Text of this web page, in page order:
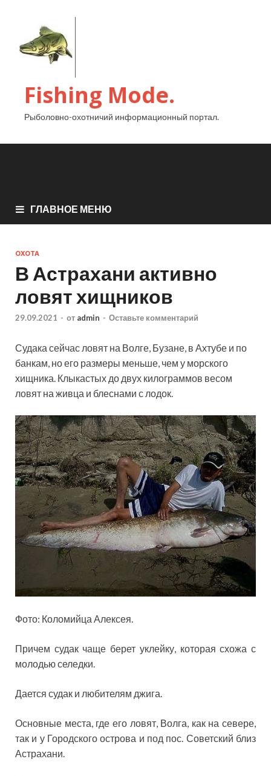
Fishing Mode.
Рыболовно-охотничий информационный портал.
ГЛАВНОЕ МЕНЮ
ОХОТА
В Астрахани активно
ловят хищников
29.09.2021 - от admin - Оставьте комментарий
Судака сейчас ловят на Волге, Бузане, в Ахтубе и по
банкам, но его размеры меньше, чем у морского
хищника. Клыкастых до двух килограммов весом
ловят на живца и блеснами с лодок.
Фото: Коломийца Алексея.
Причем судак чаще берет уклейку, которая схожа с
молодью селедки.
Дается судак и любителям джига.
Основные места, где его ловят, Волга, как на севере,
так и у Городского острова и под пос. Советский близ
Астрахани.